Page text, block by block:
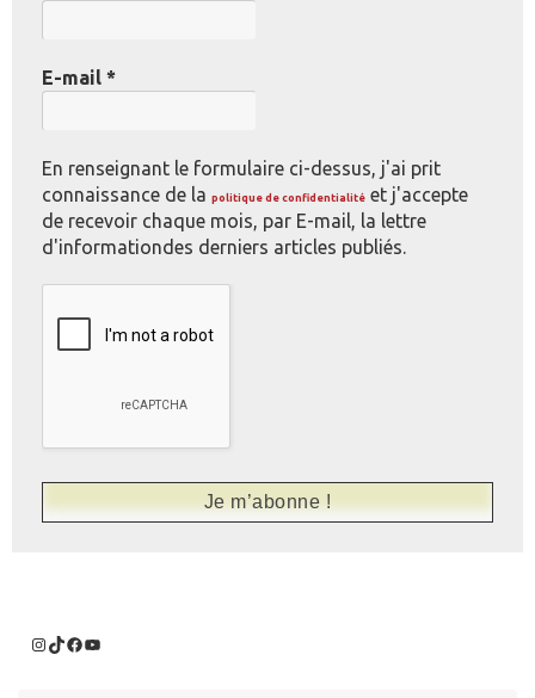
E-mail *
En renseignant le formulaire ci-dessus, j'ai prit
connaissance de la politique de confidentialité et j'accepte
de recevoir chaque mois, par E-mail, la lettre
d'informationdes derniers articles publiés.